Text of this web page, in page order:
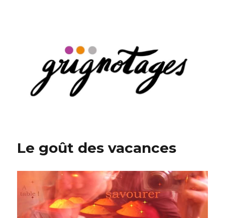
Le goût des vacances